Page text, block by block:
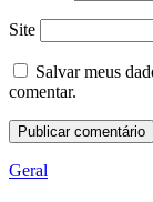
Site
Salvar meus
comentar.
Geral